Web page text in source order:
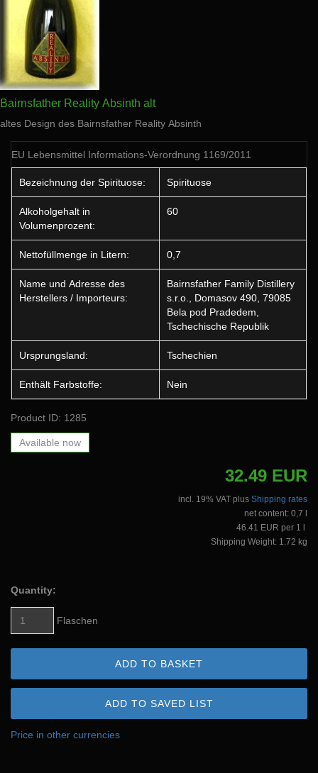
Bairnsfather Reality Absinth alt
altes Design des Bairnsfather Reality Absinth
EU Lebensmittel Informations-Verordnung 1169/2011
Bezeichnung der Spirituose: Spirituose
Alkoholgehalt in
Volumenprozent:
60
Nettofüllmenge in Litern: 0,7
Name und Adresse des
Herstellers / Importeurs:
Bairnsfather Family Distillery
s.r.o., Domasov 490, 79085
Bela pod Pradedem,
Tschechische Republik
Ursprungsland: Tschechien
Enthält Farbstoffe: Nein
Product ID: 1285
Available now
32.49 EUR
incl. 19% VAT plus Shipping rates
net content: 0,7 l
46.41 EUR per 1 l
Shipping Weight: 1.72 kg
Quantity:
Flaschen
ADD TO BASKET
ADD TO SAVED LIST
Price in other currencies